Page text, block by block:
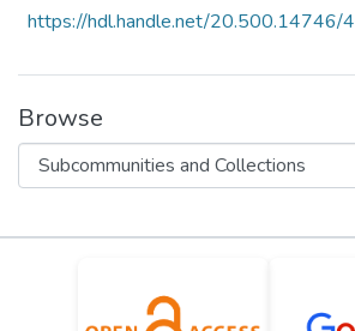
https://hdl.handle.net/20.500.14746/4
Browse